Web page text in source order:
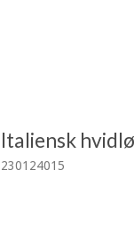
Italiensk
230124015